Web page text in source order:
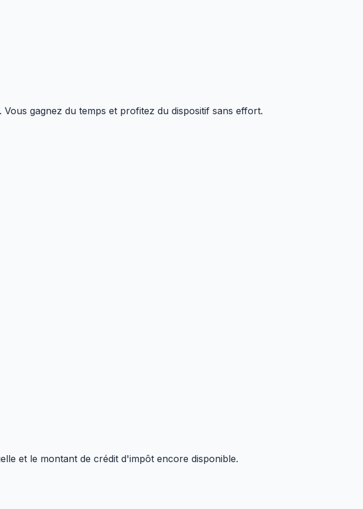
gagnez du temps et profitez du dispositif sans effort.
et le montant de crédit d'impôt encore disponible.